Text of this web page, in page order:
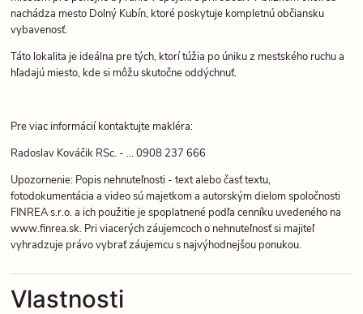
nachádza mesto Dolný Kubín, ktoré poskytuje kompletnú občiansku
vybavenosť.
Táto lokalita je ideálna pre tých, ktorí túžia po úniku z mestského ruchu a
hľadajú miesto, kde si môžu skutočne oddýchnuť.
Pre viac informácií kontaktujte makléra:
Radoslav Kováčik RSc. - ... 0908 237 666
Upozornenie: Popis nehnuteľnosti - text alebo časť textu,
fotodokumentácia a video sú majetkom a autorským dielom spoločnosti
FINREA s.r.o. a ich použitie je spoplatnené podľa cenníku uvedeného na
www.finrea.sk. Pri viacerých záujemcoch o nehnuteľnosť si majiteľ
vyhradzuje právo vybrať záujemcu s najvýhodnejšou ponukou.
Vlastnosti